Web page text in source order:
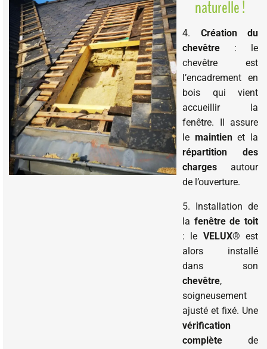
naturelle !
4. Création du
chevêtre : le
chevêtre est
l’encadrement en
bois qui vient
accueillir la
fenêtre. Il assure
le maintienet la
répartition des
charges autour
de l’ouverture.
5. Installation de
la fenêtre de toit
: le VELUX® est
alors installé
dans son
chevêtre,
soigneusement
ajusté et fixé. Une
vérification
complète de